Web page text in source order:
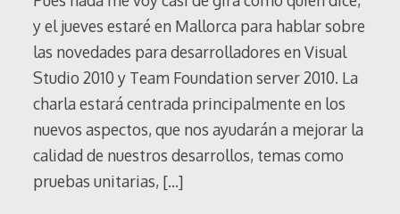
y el jueves estaré en Mallorca para hablar sobre
las novedades para desarrolladores en Visual
Studio 2010 y Team Foundation server 2010. La
charla estará centrada principalmente en los
nuevos aspectos, que nos ayudarán a mejorar la
calidad de nuestros desarrollos, temas como
pruebas unitarias, […]